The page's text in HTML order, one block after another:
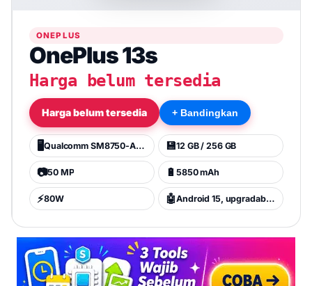
ONEPLUS
OnePlus 13s
Harga belum tersedia
Harga belum tersedia + Bandingkan
🖥️ Qualcomm SM8750-AB Snapdragon 8 Elite (3 nm) 💾12 GB / 256 GB
📷50 MP 🔋 5850 mAh
⚡80W 🤖 Android 15, upgradable to Android 16, OxygenOS 16